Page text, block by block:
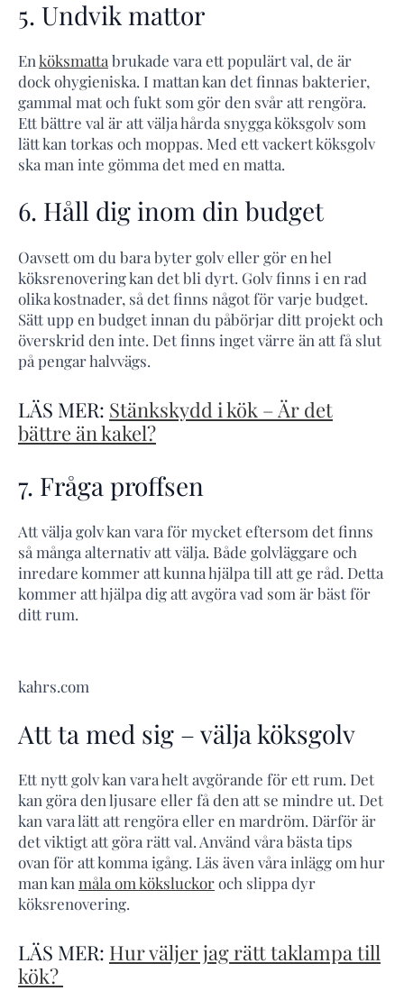
5. Undvik mattor
Enköksmatta brukade vara ett populärt val, de är
dock ohygieniska. I mattan kan det finnas bakterier,
gammal mat och fukt som gör den svår att rengöra.
Ett bättre val är att välja hårda snygga köksgolv som
lätt kan torkas och moppas. Med ett vackert köksgolv
ska man inte gömma det med en matta.
6. Håll dig inom din budget
Oavsett om du bara byter golv eller gör en hel
köksrenovering kan det bli dyrt. Golv finns i en rad
olika kostnader, så det finns något för varje budget.
Sätt upp en budget innan du påbörjar ditt projekt och
överskrid den inte. Det finns inget värre än att få slut
på pengar halvvägs.
LÄS MER: Stänkskydd i kök – Är det
bättre än kakel?
7. Fråga proffsen
Att välja golv kan vara för mycket eftersom det finns
så många alternativ att välja. Både golvläggare och
inredare kommer att kunna hjälpa till att ge råd. Detta
kommer att hjälpa dig att avgöra vad som är bäst för
ditt rum.
kahrs.com
Att ta med sig – välja köksgolv
Ett nytt golv kan vara helt avgörande för ett rum. Det
kan göra den ljusare eller få den att se mindre ut. Det
kan vara lätt att rengöra eller en mardröm. Därför är
det viktigt att göra rätt val. Använd våra bästa tips
ovan för att komma igång. Läs även våra inlägg om hur
man kan måla om köksluckoroch slippa dyr
köksrenovering.
LÄS MER: Hur väljer jag rätt taklampa till
kök?